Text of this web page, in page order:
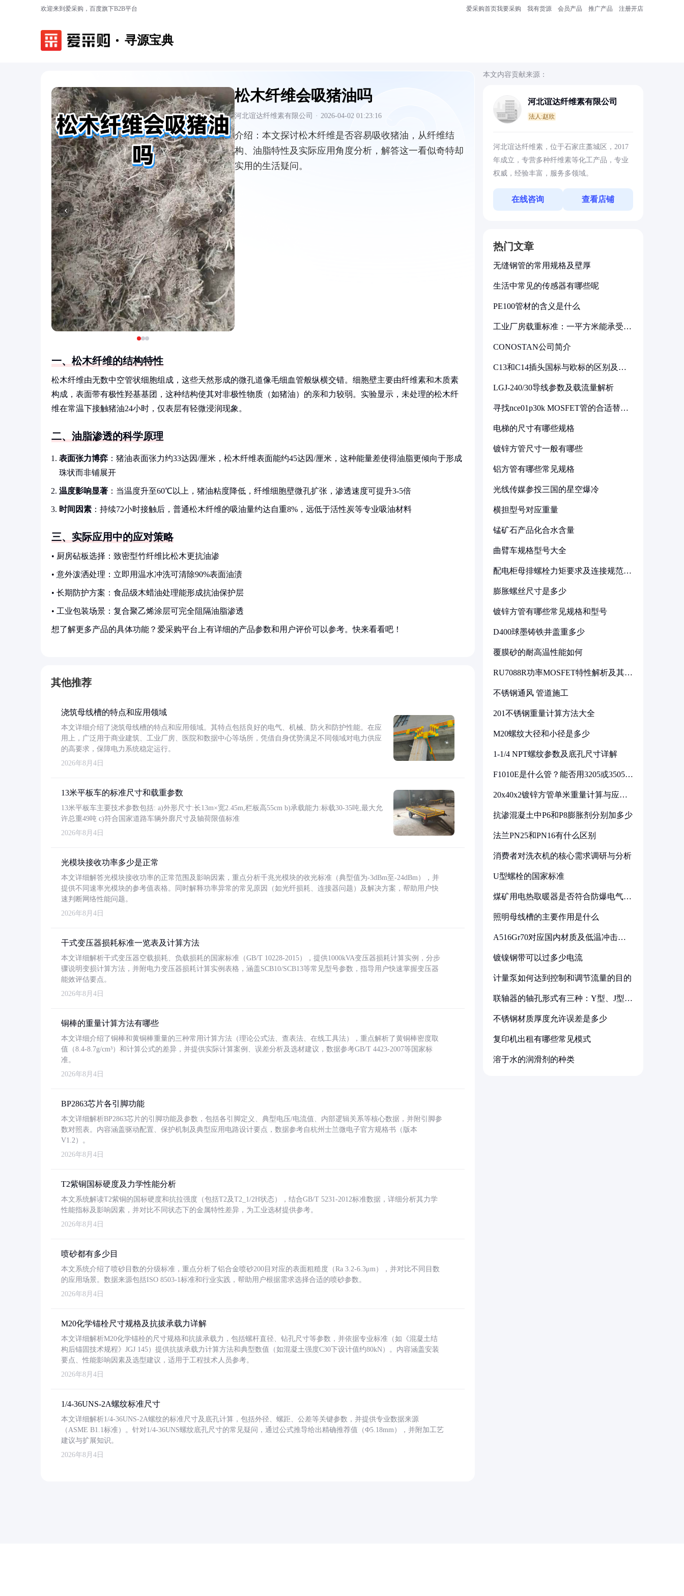
欢迎来到爱采购，百度旗下B2B平台 爱采购首页我要采购 我有货源 会员产品 推广产品 注册开店
寻源宝典
‹ ›
松木纤维会吸猪油吗
河北谊达纤维素有限公司 · 2026-04-02 01:23:16
介绍： 本文探讨松木纤维是否容易吸收猪油，从纤维结
构、油脂特性及实际应用角度分析，解答这一看似奇特却
实用的生活疑问。
一、松木纤维的结构特性
松木纤维由无数中空管状细胞组成，这些天然形成的微孔道像毛细血管般纵横交错。细胞壁主要由纤维素和木质素
构成，表面带有极性羟基基团，这种结构使其对非极性物质（如猪油）的亲和力较弱。实验显示，未处理的松木纤
维在常温下接触猪油24小时，仅表层有轻微浸润现象。
二、油脂渗透的科学原理
表面张力博弈 ：猪油表面张力约33达因/厘米，松木纤维表面能约45达因/厘米，这种能量差使得油脂更倾向于形成
珠状而非铺展开
温度影响显著 ：当温度升至60℃以上，猪油粘度降低，纤维细胞壁微孔扩张，渗透速度可提升3-5倍
时间因素 ：持续72小时接触后，普通松木纤维的吸油量约达自重8%，远低于活性炭等专业吸油材料
三、实际应用中的应对策略
• 厨房砧板选择：致密型竹纤维比松木更抗油渗
• 意外泼洒处理：立即用温水冲洗可清除90%表面油渍
• 长期防护方案：食品级木蜡油处理能形成抗油保护层
• 工业包装场景：复合聚乙烯涂层可完全阻隔油脂渗透
想了解更多产品的具体功能？爱采购平台上有详细的产品参数和用户评价可以参考。快来看看吧！
其他推荐
浇筑母线槽的特点和应用领域
本文详细介绍了浇筑母线槽的特点和应用领域。其特点包括良好的电气、机械、防火和防护性能。在应
用上，广泛用于商业建筑、工业厂房、医院和数据中心等场所，凭借自身优势满足不同领域对电力供应
的高要求，保障电力系统稳定运行。
2026年8月4日
13米平板车的标准尺寸和载重参数
13米平板车主要技术参数包括: a)外形尺寸:长13m×宽2.45m,栏板高55cm b)承载能力:标载30-35吨,最大允
许总重49吨 c)符合国家道路车辆外廓尺寸及轴荷限值标准
2026年8月4日
光模块接收功率多少是正常
本文详细解答光模块接收功率的正常范围及影响因素，重点分析千兆光模块的收光标准（典型值为-3dBm至-24dBm），并
提供不同速率光模块的参考值表格。同时解释功率异常的常见原因（如光纤损耗、连接器问题）及解决方案，帮助用户快
速判断网络性能问题。
2026年8月4日
干式变压器损耗标准一览表及计算方法
本文详细解析干式变压器空载损耗、负载损耗的国家标准（GB/T 10228-2015），提供1000kVA变压器损耗计算实例，分步
骤说明变损计算方法，并附电力变压器损耗计算实例表格，涵盖SCB10/SCB13等常见型号参数，指导用户快速掌握变压器
能效评估要点。
2026年8月4日
铜棒的重量计算方法有哪些
本文详细介绍了铜棒和黄铜棒重量的三种常用计算方法（理论公式法、查表法、在线工具法），重点解析了黄铜棒密度取
值（8.4-8.7g/cm³）和计算公式的差异，并提供实际计算案例、误差分析及选材建议，数据参考GB/T 4423-2007等国家标
准。
2026年8月4日
BP2863芯片各引脚功能
本文详细解析BP2863芯片的引脚功能及参数，包括各引脚定义、典型电压/电流值、内部逻辑关系等核心数据，并附引脚参
数对照表。内容涵盖驱动配置、保护机制及典型应用电路设计要点，数据参考自杭州士兰微电子官方规格书（版本
V1.2）。
2026年8月4日
T2紫铜国标硬度及力学性能分析
本文系统解读T2紫铜的国标硬度和抗拉强度（包括T2及T2_1/2H状态），结合GB/T 5231-2012标准数据，详细分析其力学
性能指标及影响因素，并对比不同状态下的金属特性差异，为工业选材提供参考。
2026年8月4日
喷砂都有多少目
本文系统介绍了喷砂目数的分级标准，重点分析了铝合金喷砂200目对应的表面粗糙度（Ra 3.2-6.3μm），并对比不同目数
的应用场景。数据来源包括ISO 8503-1标准和行业实践，帮助用户根据需求选择合适的喷砂参数。
2026年8月4日
M20化学锚栓尺寸规格及抗拔承载力详解
本文详细解析M20化学锚栓的尺寸规格和抗拔承载力，包括螺杆直径、钻孔尺寸等参数，并依据专业标准（如《混凝土结
构后锚固技术规程》JGJ 145）提供抗拔承载力计算方法和典型数值（如混凝土强度C30下设计值约80kN）。内容涵盖安装
要点、性能影响因素及选型建议，适用于工程技术人员参考。
2026年8月4日
1/4-36UNS-2A螺纹标准尺寸
本文详细解析1/4-36UNS-2A螺纹的标准尺寸及底孔计算，包括外径、螺距、公差等关键参数，并提供专业数据来源
（ASME B1.1标准）。针对1/4-36UNS螺纹底孔尺寸的常见疑问，通过公式推导给出精确推荐值（Φ5.18mm），并附加工艺
建议与扩展知识。
2026年8月4日
本文内容贡献来源：
河北谊达纤维素有限公司
法人:赵欣
河北谊达纤维素，位于石家庄藁城区，2017
年成立，专营多种纤维素等化工产品，专业
权威，经验丰富，服务多领域。
在线咨询 查看店铺
热门文章
无缝钢管的常用规格及壁厚
生活中常见的传感器有哪些呢
PE100管材的含义是什么
工业厂房载重标准：一平方米能承受多
CONOSTAN公司简介
C13和C14插头国标与欧标的区别及其
LGJ-240/30导线参数及载流量解析
寻找nce01p30k MOSFET管的合适替代
电梯的尺寸有哪些规格
镀锌方管尺寸一般有哪些
铝方管有哪些常见规格
光线传媒参投三国的星空爆冷
横担型号对应重量
锰矿石产品化合水含量
曲臂车规格型号大全
配电柜母排螺栓力矩要求及连接规范详
膨胀螺丝尺寸是多少
镀锌方管有哪些常见规格和型号
D400球墨铸铁井盖重多少
覆膜砂的耐高温性能如何
RU7088R功率MOSFET特性解析及其在
不锈钢通风 管道施工
201不锈钢重量计算方法大全
M20螺纹大径和小径是多少
1-1/4 NPT螺纹参数及底孔尺寸详解
F1010E是什么管？能否用3205或3505代
20x40x2镀锌方管单米重量计算与应用
抗渗混凝土中P6和P8膨胀剂分别加多少
法兰PN25和PN16有什么区别
消费者对洗衣机的核心需求调研与分析
U型螺栓的国家标准
煤矿用电热取暖器是否符合防爆电气设
照明母线槽的主要作用是什么
A516Gr70对应国内材质及低温冲击要
镀镍钢带可以过多少电流
计量泵如何达到控制和调节流量的目的
联轴器的轴孔形式有三种：Y型、J型、
不锈钢材质厚度允许误差是多少
复印机出租有哪些常见模式
溶于水的润滑剂的种类